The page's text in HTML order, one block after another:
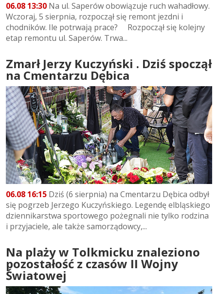
06.08 13:30 Na ul. Saperów obowiązuje ruch wahadłowy.
Wczoraj, 5 sierpnia, rozpoczął się remont jezdni i
chodników. Ile potrwają prace? Rozpoczął się kolejny
etap remontu ul. Saperów. Trwa...
Zmarł Jerzy Kuczyński . Dziś spoczął
na Cmentarzu Dębica
06.08 16:15 Dziś (6 sierpnia) na Cmentarzu Dębica odbył
się pogrzeb Jerzego Kuczyńskiego. Legendę elbląskiego
dziennikarstwa sportowego pożegnali nie tylko rodzina
i przyjaciele, ale także samorządowcy,...
Na plaży w Tolkmicku znaleziono
pozostałość z czasów II Wojny
Światowej